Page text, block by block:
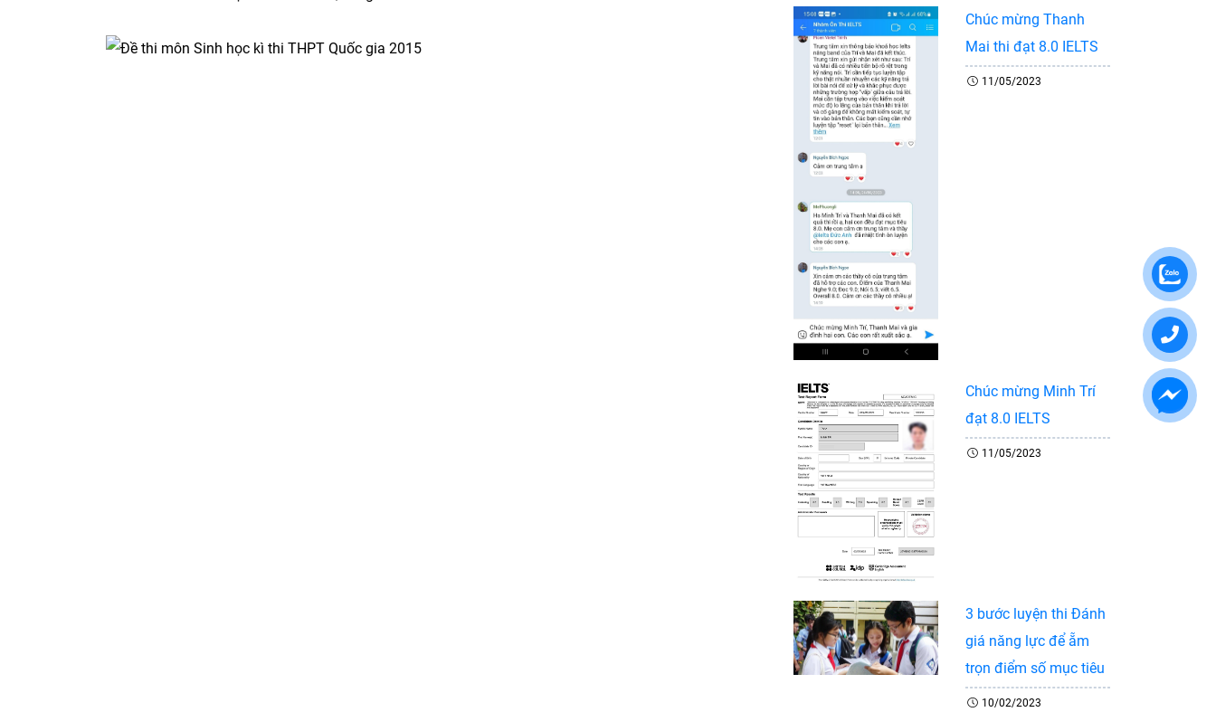
Chúc mừng Thanh
Mai thi đạt 8.0 IELTS
11/05/2023
Chúc mừng Minh Trí
đạt 8.0 IELTS
11/05/2023
3 bước luyện thi Đánh
giá năng lực để ẵm
trọn điểm số mục tiêu
10/02/2023